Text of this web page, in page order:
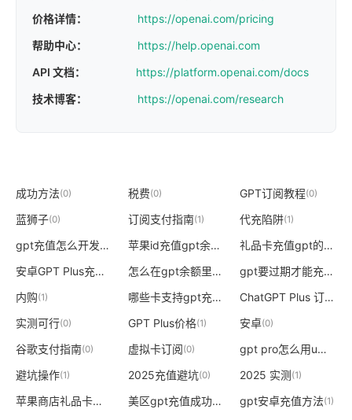
价格详情：
https://openai.com/pricing
帮助中心：
https://help.openai.com
API 文档：
https://platform.openai.com/docs
技术博客：
https://openai.com/research
成功方法(0) 税费(0) GPT订阅教程(0)
蓝狮子(0) 订阅支付指南(1) 代充陷阱(1)
gpt充值怎么开发票 苹果id充值gpt余额不足 (1) 礼品卡充值gpt的方法
安卓GPT Plus充值 怎么在gpt余额里充值 (1) gpt要过期才能充值吗
内购(1) 哪些卡支持gpt充值的 (1) ChatGPT Plus 订阅
实测可行(0) GPT Plus价格(1) 安卓(0)
谷歌支付指南(0) 虚拟卡订阅(0) gpt pro怎么用u充值
避坑操作(1) 2025充值避坑(0) 2025 实测(1)
苹果商店礼品卡充值gpt (1) 美区gpt充值成功方法 (1)
gpt安卓充值方法(1)